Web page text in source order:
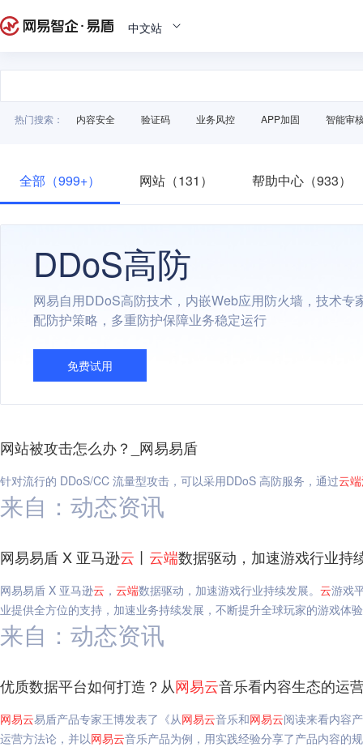
中文站
热门搜索： 内容安全 验证码 业务风控 APP加固 智能审
全部（999+） 网站（131） 帮助中心（933）
DDoS高防
网易自用DDoS高防技术，内嵌Web应用防火墙，技术专
配防护策略，多重防护保障业务稳定运行
免费试用
网站被攻击怎么办？_网易易盾
针对流行的 DDoS/CC 流量型攻击，可以采用DDoS 高防服务，通过云端
来自：动态资讯
网易易盾 X 亚马逊云 丨 云端数据驱动，加速游戏行业持
网易易盾 X 亚马逊云 ， 云端数据驱动，加速游戏行业持续发展。 云游戏
业提供全方位的支持，加速业务持续发展，不断提升全球玩家的游戏体
来自：动态资讯
优质数据平台如何打造？从网易云音乐看内容生态的运
网易云易盾产品专家王博发表了《从网易云音乐和网易云阅读来看内容
运营方法论，并以网易云音乐产品为例，用实践经验分享了产品内容的